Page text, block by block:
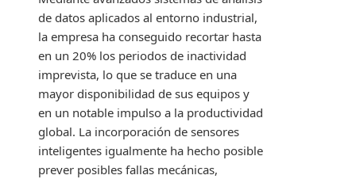
de datos aplicados al entorno industrial,
la empresa ha conseguido recortar hasta
en un 20% los periodos de inactividad
imprevista, lo que se traduce en una
mayor disponibilidad de sus equipos y
en un notable impulso a la productividad
global. La incorporación de sensores
inteligentes igualmente ha hecho posible
prever posibles fallas mecánicas,